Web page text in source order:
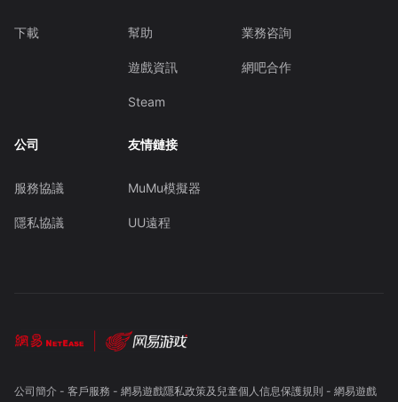
下載 幫助
遊戲資訊
Steam
業務咨詢
網吧合作
公司
服務協議
隱私協議
友情鏈接
MuMu模擬器
UU遠程
公司簡介- 客戶服務 - 網易遊戲隱私政策及兒童個人信息保護規則 - 網易遊戲